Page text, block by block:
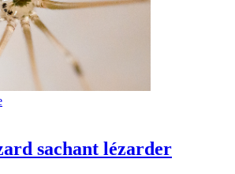
sachant lézarder